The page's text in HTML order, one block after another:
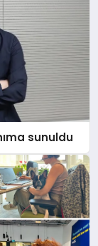
sunuldu